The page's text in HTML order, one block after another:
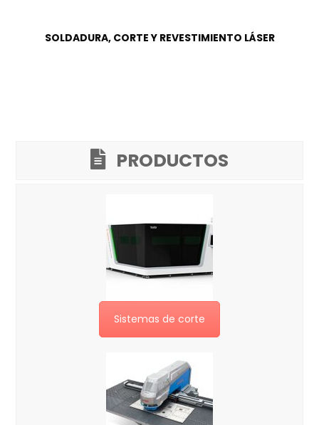
SOLDADURA, CORTE Y REVESTIMIENTO LÁSER
PRODUCTOS
Sistemas de corte